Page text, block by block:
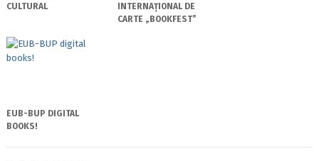
CULTURAL
INTERNAȚIONAL DE
CARTE „BOOKFEST”
EUB-BUP DIGITAL
BOOKS!